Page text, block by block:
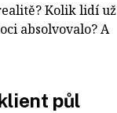
Kolik lidí už
absolvovalo? A
půl